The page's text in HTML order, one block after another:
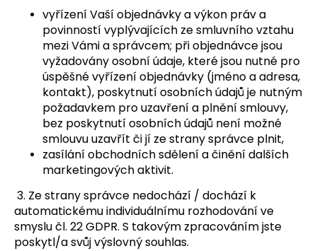
vyřízení Vaší objednávky a výkon práv a
povinností vyplývajících ze smluvního vztahu
mezi Vámi a správcem; při objednávce jsou
vyžadovány osobní údaje, které jsou nutné pro
úspěšné vyřízení objednávky (jméno a adresa,
kontakt), poskytnutí osobních údajů je nutným
požadavkem pro uzavření a plnění smlouvy,
bez poskytnutí osobních údajů není možné
smlouvu uzavřít či jí ze strany správce plnit,
zasílání obchodních sdělení a činění dalších
marketingových aktivit.
3. Ze strany správce nedochází / dochází k
automatickému individuálnímu rozhodování ve
smyslu čl. 22 GDPR. S takovým zpracováním jste
poskytl/a svůj výslovný souhlas.